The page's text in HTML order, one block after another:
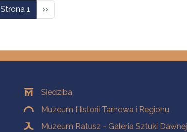
Strona 1 Następna strona
››
OddziałySiedziba
Muzeum Historii Tarnowa i Regionu
Muzeum Ratusz - Galeria Sztuki Dawnej